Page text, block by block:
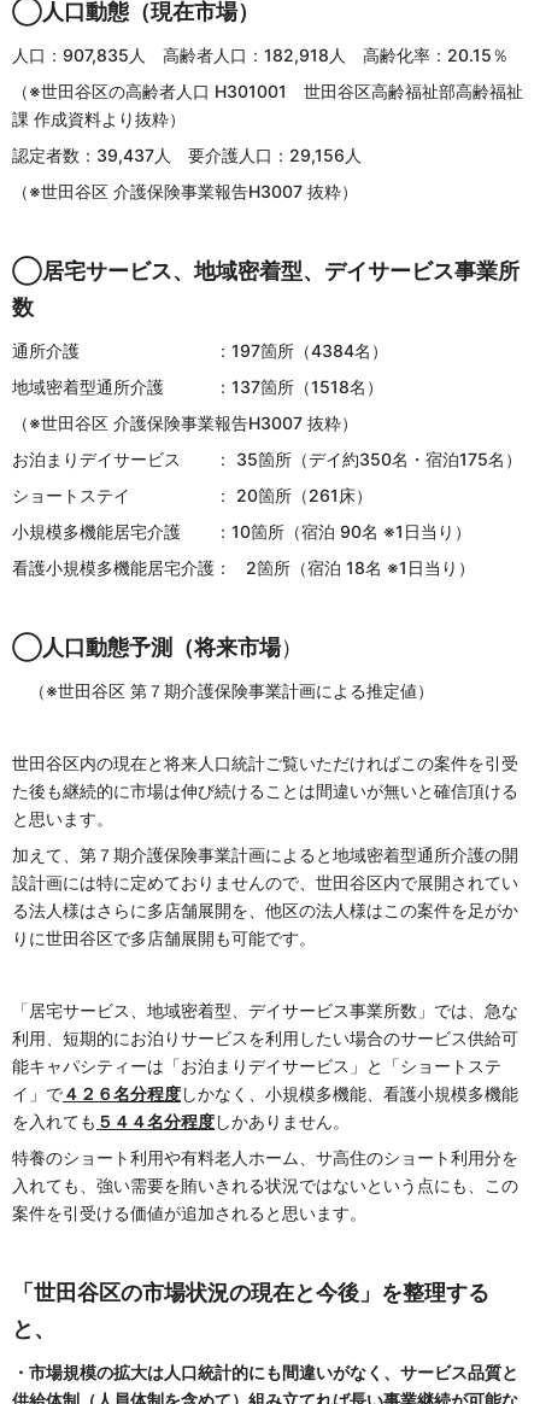
◯人口動態（現在市場）
人口：907,835人 高齢者人口：182,918人 高齢化率：20.15％
（※世田谷区の高齢者人口 H301001 世田谷区高齢福祉部高齢福祉
課 作成資料より抜粋）
認定者数：39,437人 要介護人口：29,156人
（※世田谷区 介護保険事業報告H3007 抜粋）
◯居宅サービス、地域密着型、デイサービス事業所
数
通所介護 ：197箇所（4384名）
地域密着型通所介護 ：137箇所（1518名）
（※世田谷区 介護保険事業報告H3007 抜粋）
お泊まりデイサービス ： 35箇所（デイ約350名・宿泊175名）
ショートステイ ： 20箇所（261床）
小規模多機能居宅介護 ：10箇所（宿泊 90名 ※1日当り）
看護小規模多機能居宅介護： 2箇所（宿泊 18名 ※1日当り）
◯人口動態予測（将来市場）
（※世田谷区 第７期介護保険事業計画による推定値）
世田谷区内の現在と将来人口統計ご覧いただければこの案件を引受
た後も継続的に市場は伸び続けることは間違いが無いと確信頂ける
と思います。
加えて、第７期介護保険事業計画によると地域密着型通所介護の開
設計画には特に定めておりませんので、世田谷区内で展開されてい
る法人様はさらに多店舗展開を、他区の法人様はこの案件を足がか
りに世田谷区で多店舗展開も可能です。
「居宅サービス、地域密着型、デイサービス事業所数」では、急な
利用、短期的にお泊りサービスを利用したい場合のサービス供給可
能キャパシティーは「お泊まりデイサービス」と「ショートステ
イ」で４２６名分程度しかなく、小規模多機能、看護小規模多機能
を入れても ５４４名分程度しかありません。
特養のショート利用や有料老人ホーム、サ高住のショート利用分を
入れても、強い需要を賄いきれる状況ではないという点にも、この
案件を引受ける価値が追加されると思います。
「世田谷区の市場状況の現在と今後」を整理する
と、
・市場規模の拡大は人口統計的にも間違いがなく、サービス品質と